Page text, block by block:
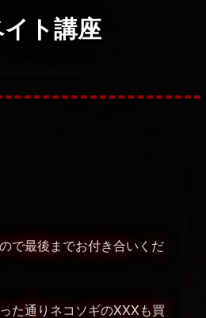
ト講座
で最後までお付き合いくだ
た通りネコソギのXXXも買